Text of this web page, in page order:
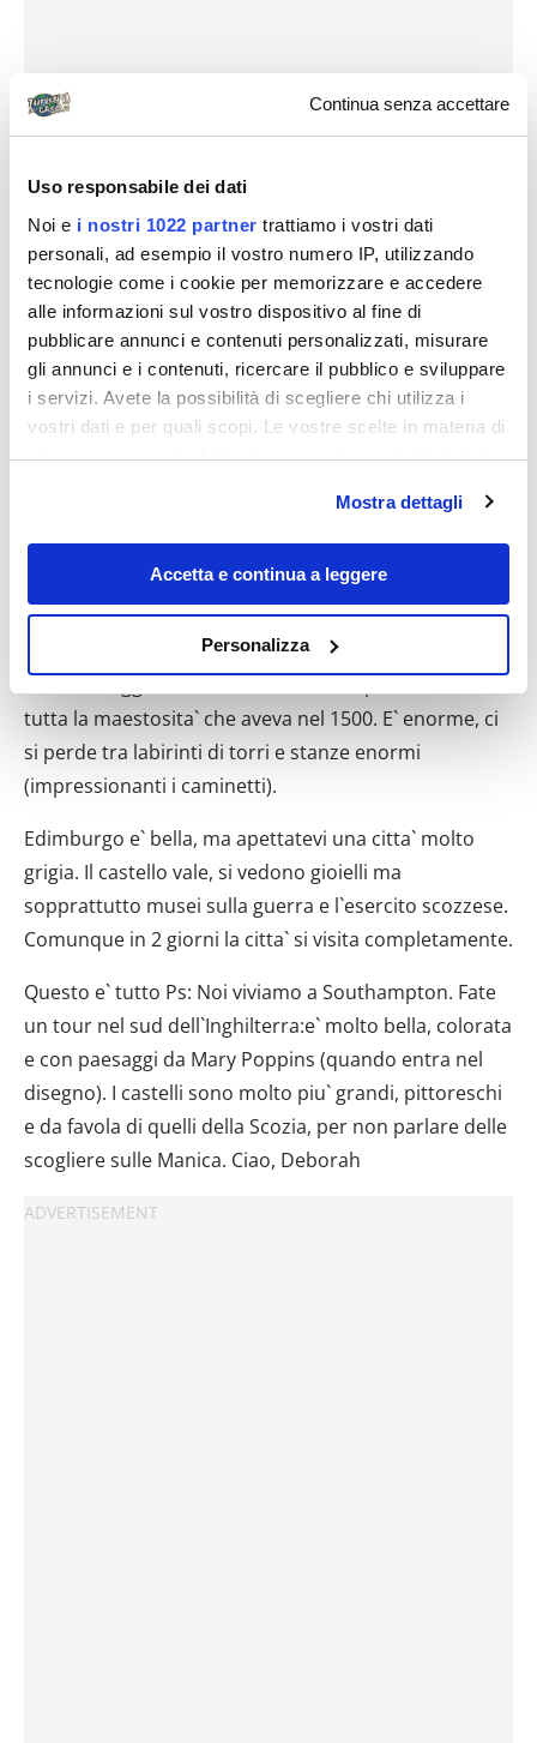
Continua senza accettare
Uso responsabile dei dati
Noi e i nostri 1022 partner trattiamo i vostri dati
personali, ad esempio il vostro numero IP, utilizzando
tecnologie come i cookie per memorizzare e accedere
alle informazioni sul vostro dispositivo al fine di
pubblicare annunci e contenuti personalizzati, misurare
gli annunci e i contenuti, ricercare il pubblico e sviluppare
i servizi. Avete la possibilità di scegliere chi utilizza i
vostri dati e per quali scopi. Le vostre scelte in materia di
privacy sono applicabili solo su questa proprietà digitale
modificare o revocare il proprio consenso in qualsiasi
momento dalla Dichiarazione sui cookie o facendo clic
sull'icona di attivazione della privacy.
raccogliere informazioni sulla tua posizione
geografica, con un'approssimazione di qualche
metro,
Identificare il tuo dispositivo, scansionandolo
attivamente alla ricerca di caratteristiche specifiche
Approfondisci come vengono elaborati i tuoi dati personali
e imposta le tue preferenze nella sezione dettagli
modificare o ritirare il tuo consenso in qualsiasi momento
dalla Dichiarazione sui cookie.
Utilizziamo i cookie per personalizzare contenuti ed
annunci, per fornire funzionalità dei social media e per
analizzare il nostro traffico. Condividiamo inoltre
informazioni sul modo in cui utilizzi il nostro sito con i
nostri partner che si occupano di analisi dei dati web,
pubblicità e social media, i quali potrebbero combinarle
con altre informazioni che hai fornito loro o che hanno
Mostra dettagli
Accetta e continua a leggere
Personalizza
Un castello che ci e` piaciuto molto e che spesso non
e` menzionato nelle guide e` a Linlithgow, appena
fuori Edimburgo. Antica residenza dei sovrani
tutta la maestosita` che aveva nel 1500. E` enorme, ci
si perde tra labirinti di torri e stanze enormi
(impressionanti i caminetti).
Edimburgo e` bella, ma apettatevi una citta` molto
grigia. Il castello vale, si vedono gioielli ma
sopprattutto musei sulla guerra e l`esercito scozzese.
Comunque in 2 giorni la citta` si visita completamente.
Questo e` tutto Ps: Noi viviamo a Southampton. Fate
un tour nel sud dell`Inghilterra:e` molto bella, colorata
e con paesaggi da Mary Poppins (quando entra nel
disegno). I castelli sono molto piu` grandi, pittoreschi
e da favola di quelli della Scozia, per non parlare delle
scogliere sulle Manica. Ciao, Deborah